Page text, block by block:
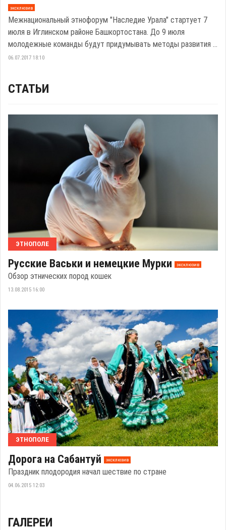
эксклюзив
Межнациональный этнофорум "Наследие Урала" стартует 7
июля в Иглинском районе Башкортостана. До 9 июля
молодежные команды будут придумывать методы развития ...
06.07.2017 18:10
СТАТЬИ
ЭТНОПОЛЕ
Русские Васьки и немецкие Мурки эксклюзив
Обзор этнических пород кошек
13.08.2015 16:00
ЭТНОПОЛЕ
Дорога на Сабантуй эксклюзив
Праздник плодородия начал шествие по стране
04.06.2015 12:03
ГАЛЕРЕИ